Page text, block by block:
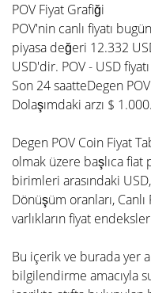
POV Fiyat Grafiği
POV'nin canlı fiyatı
piyasa değeri 12.332
USD'dir. POV - USD
Son 24 saatteDegen
Dolaşımdaki arzı $
Degen POV Coin Fiyat
olmak üzere başlıca
birimleri arasındaki
Dönüşüm oranları,
varlıkların fiyat
Bu içerik ve burada yer
bilgilendirme amacıyla